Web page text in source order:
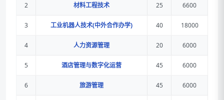
2 材料工程技术 25 6600
3 工业机器人技术(中外合作办学) 40 18000
4 人力资源管理 20 6000
5 酒店管理与数字化运营 45 6000
6 旅游管理 45 6000